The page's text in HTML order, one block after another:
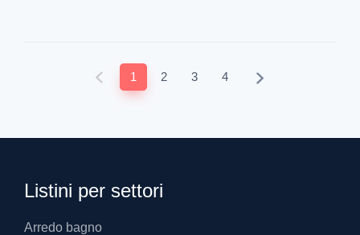
1 2 3 4
Listini per settori
Arredo bagno